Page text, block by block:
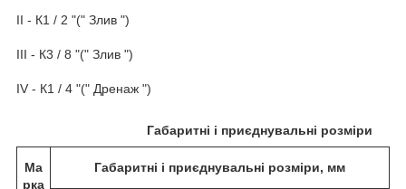
II - К1 / 2 "(" Злив ")
III - К3 / 8 "(" Злив ")
IV - К1 / 4 "(" Дренаж ")
Габаритні і приєднувальні розміри
Ма
рка
Габаритні і приєднувальні розміри, мм